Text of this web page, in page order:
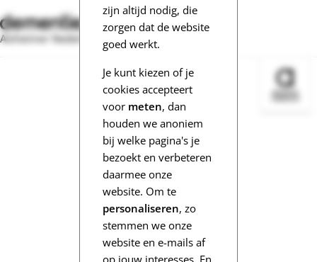
zijn altijd nodig, die
zorgen dat de website
goed werkt.
Je kunt kiezen of je
cookies accepteert
voor meten, dan
houden we anoniem
bij welke pagina's je
bezoekt en verbeteren
daarmee onze
website. Om te
personaliseren, zo
stemmen we onze
website en e-mails af
op jouw interesses. En
Alzheimer Nederland